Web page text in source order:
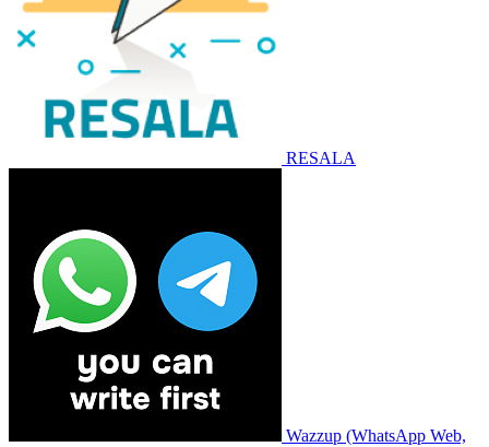
RESALA
Wazzup (WhatsApp Web,